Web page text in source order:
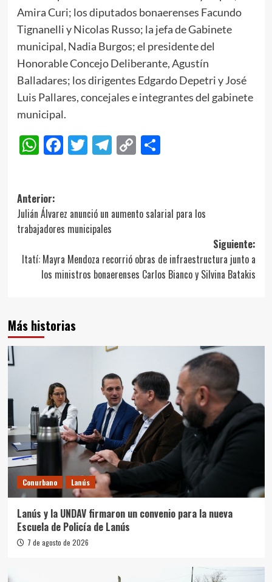
Amira Curi; los diputados bonaerenses Facundo
Tignanelli y Nicolas Russo; la jefa de Gabinete
municipal, Nadia Burgos; el presidente del
Honorable Concejo Deliberante, Agustín
Balladares; los dirigentes Edgardo Depetri y José
Luis Pallares, concejales e integrantes del gabinete
municipal.
WhatsApp
Facebook
Twitter
Telegram
CopyCompartir
Navegación
de
entradas
Anterior:
Julián Álvarez anunció un aumento salarial para los
trabajadores municipales
Siguiente:
Itatí: Mayra Mendoza recorrió obras de infraestructura junto a
los ministros bonaerenses Carlos Bianco y Silvina Batakis
Más historias
Conurbano Lanús
Lanús y la UNDAV firmaron un convenio para la nueva
Escuela de Policía de Lanús
7 de agosto de 2026